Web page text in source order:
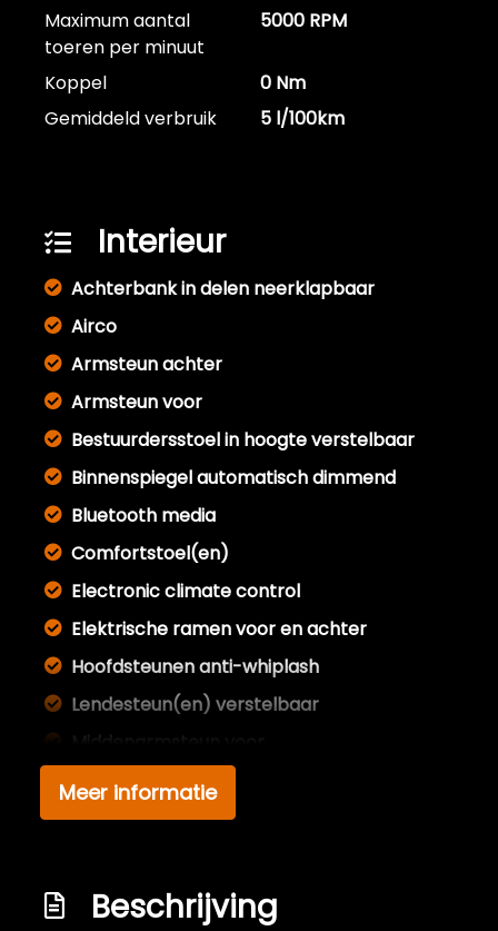
Maximum aantal
toeren per minuut
5000 RPM
Koppel
0 Nm
Gemiddeld verbruik
5 l/100km
Interieur
Achterbank in delen neerklapbaar
Airco
Armsteun achter
Armsteun voor
Bestuurdersstoel in hoogte verstelbaar
Binnenspiegel automatisch dimmend
Bluetooth media
Comfortstoel(en)
Electronic climate control
Elektrische ramen voor en achter
Hoofdsteunen anti-whiplash
Lendesteun(en) verstelbaar
Middenarmsteun voor
Passagiersstoel in hoogte verstelbaar
Stuur en versnellingspook (kunst)leder
Stuur verstelbaar
Meer informatie
Beschrijving